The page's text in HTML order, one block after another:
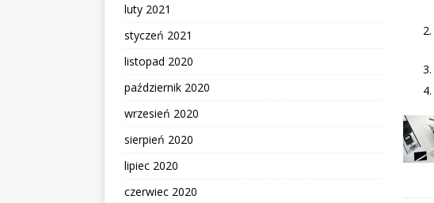
luty 2021
styczeń 2021
listopad 2020
październik 2020
wrzesień 2020
sierpień 2020
lipiec 2020
czerwiec 2020